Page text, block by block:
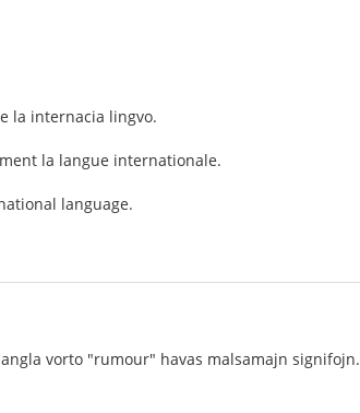
la internacia lingvo.
la langue internationale.
language.
vorto "rumour" havas malsamajn signifojn.